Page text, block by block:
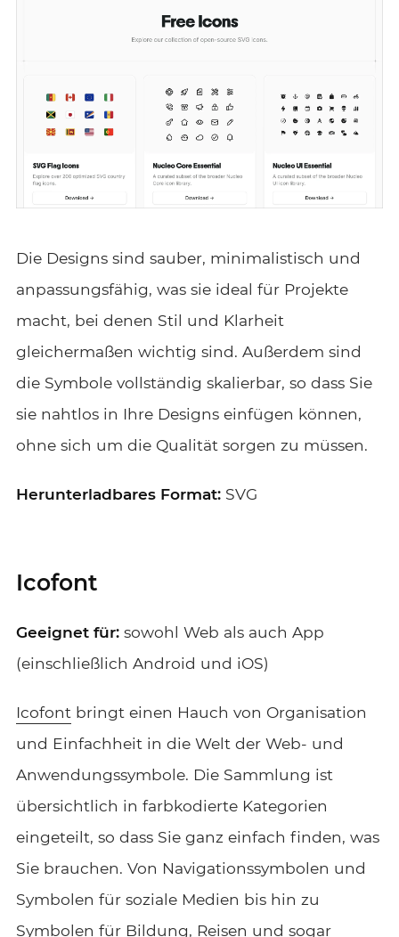
Die Designs sind sauber, minimalistisch und
anpassungsfähig, was sie ideal für Projekte
macht, bei denen Stil und Klarheit
gleichermaßen wichtig sind. Außerdem sind
die Symbole vollständig skalierbar, so dass Sie
sie nahtlos in Ihre Designs einfügen können,
ohne sich um die Qualität sorgen zu müssen.
Herunterladbares Format:SVG
Icofont
Geeignet für:sowohl Web als auch App
(einschließlich Android und iOS)
Icofont bringt einen Hauch von Organisation
und Einfachheit in die Welt der Web- und
Anwendungssymbole. Die Sammlung ist
übersichtlich in farbkodierte Kategorien
eingeteilt, so dass Sie ganz einfach finden, was
Sie brauchen. Von Navigationssymbolen und
Symbolen für soziale Medien bis hin zu
Symbolen für Bildung, Reisen und sogar